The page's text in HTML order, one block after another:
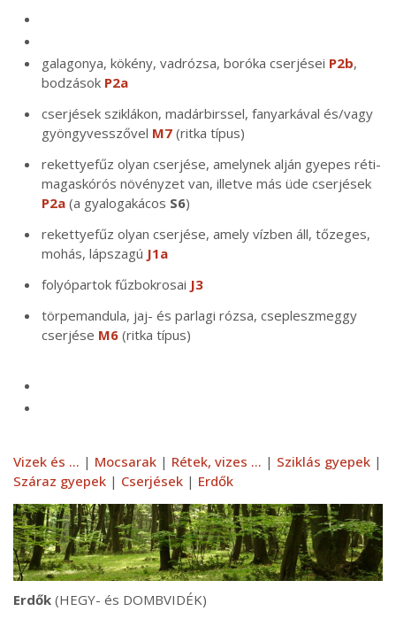
galagonya, kökény, vadrózsa, boróka cserjései P2b,
bodzások P2a
cserjések sziklákon, madárbirssel, fanyarkával és/vagy
gyöngyvesszővel M7(ritka típus)
rekettyefűz olyan cserjése, amelynek alján gyepes réti-
magaskórós növényzet van, illetve más üde cserjések
P2a(a gyalogakácos S6)
rekettyefűz olyan cserjése, amely vízben áll, tőzeges,
mohás, lápszagú J1a
folyópartok fűzbokrosai J3
törpemandula, jaj- és parlagi rózsa, csepleszmeggy
cserjése M6(ritka típus)
Vizek és ... | Mocsarak | Rétek, vizes ... | Sziklás gyepek |
Száraz gyepek | Cserjések | Erdők
Erdők (HEGY- és DOMBVIDÉK)